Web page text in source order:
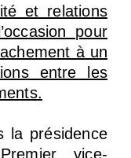
et relations
pour
à un
entre les
la présidence
vice-